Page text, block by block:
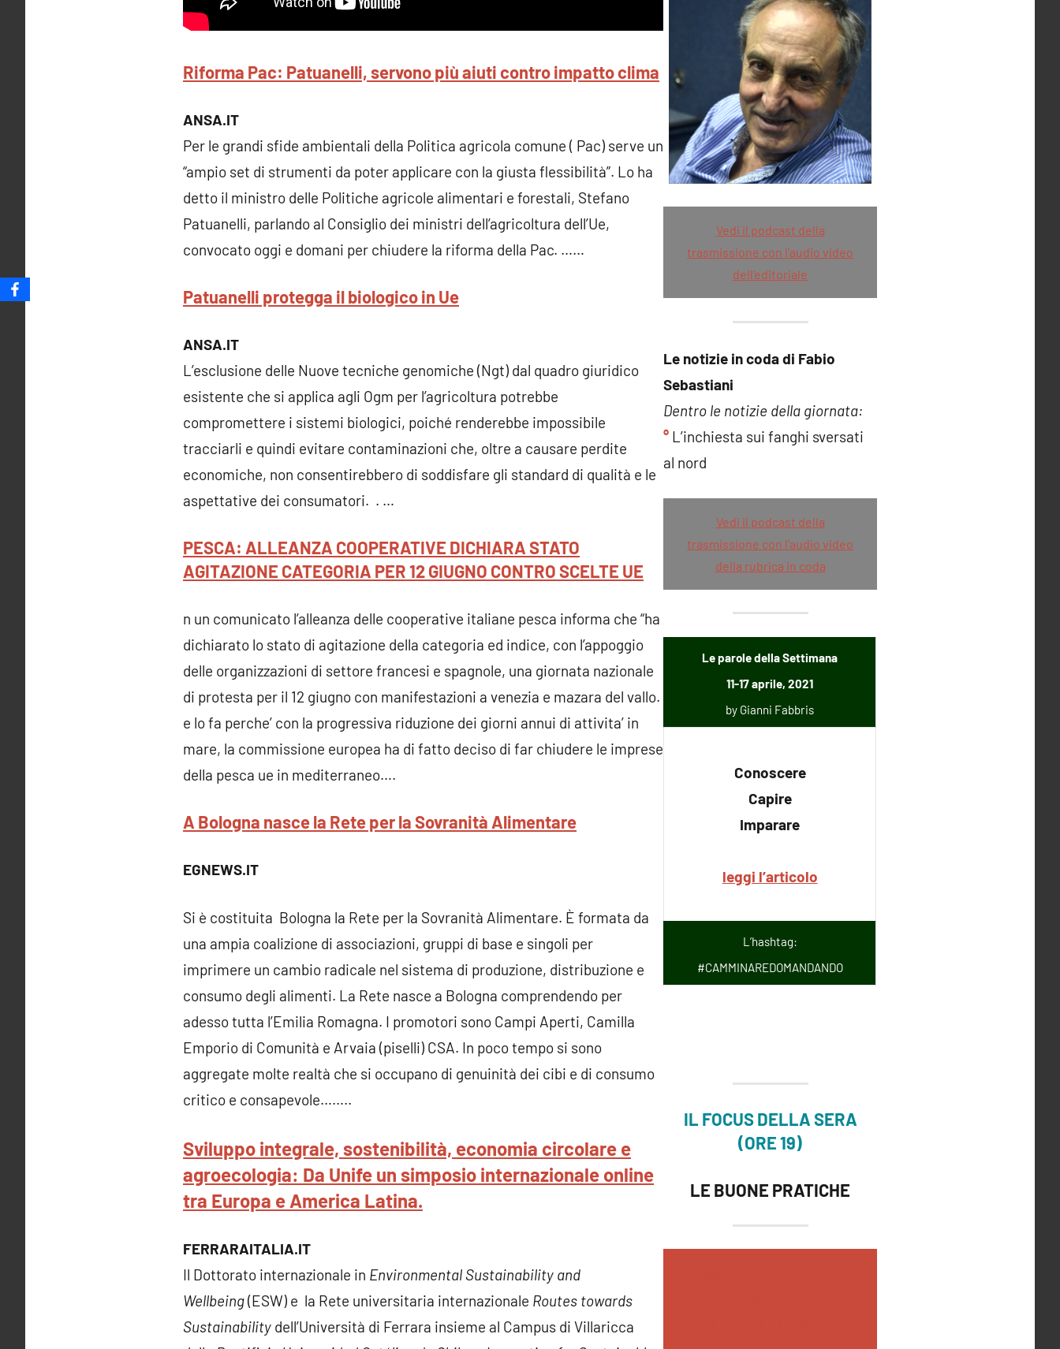
Riforma Pac: Patuanelli, servono più aiuti contro impatto clima
ANSA.IT
Per le grandi sfide ambientali della Politica agricola comune ( Pac) serve un
“ampio set di strumenti da poter applicare con la giusta flessibilità”. Lo ha
detto il ministro delle Politiche agricole alimentari e forestali, Stefano
Patuanelli, parlando al Consiglio dei ministri dell’agricoltura dell’Ue,
convocato oggi e domani per chiudere la riforma della Pac. ……
Patuanelli protegga il biologico in Ue
ANSA.IT
L’esclusione delle Nuove tecniche genomiche (Ngt) dal quadro giuridico
esistente che si applica agli Ogm per l’agricoltura potrebbe
compromettere i sistemi biologici, poiché renderebbe impossibile
tracciarli e quindi evitare contaminazioni che, oltre a causare perdite
economiche, non consentirebbero di soddisfare gli standard di qualità e le
aspettative dei consumatori. . …
PESCA: ALLEANZA COOPERATIVE DICHIARA STATO
AGITAZIONE CATEGORIA PER 12 GIUGNO CONTRO SCELTE UE
n un comunicato l’alleanza delle cooperative italiane pesca informa che “ha
dichiarato lo stato di agitazione della categoria ed indice, con l’appoggio
delle organizzazioni di settore francesi e spagnole, una giornata nazionale
di protesta per il 12 giugno con manifestazioni a venezia e mazara del vallo.
e lo fa perche’ con la progressiva riduzione dei giorni annui di attivita’ in
mare, la commissione europea ha di fatto deciso di far chiudere le imprese
della pesca ue in mediterraneo….
A Bologna nasce la Rete per la Sovranità Alimentare
EGNEWS.IT
Si è costituita Bologna la Rete per la Sovranità Alimentare. È formata da
una ampia coalizione di associazioni, gruppi di base e singoli per
imprimere un cambio radicale nel sistema di produzione, distribuzione e
consumo degli alimenti. La Rete nasce a Bologna comprendendo per
adesso tutta l’Emilia Romagna. I promotori sono Campi Aperti, Camilla
Emporio di Comunità e Arvaia (piselli) CSA. In poco tempo si sono
aggregate molte realtà che si occupano di genuinità dei cibi e di consumo
critico e consapevole……..
Sviluppo integrale, sostenibilità, economia circolare e
agroecologia: Da Unife un simposio internazionale online
tra Europa e America Latina.
FERRARAITALIA.IT
Il Dottorato internazionale in Environmental Sustainability and
Wellbeing(ESW) e la Rete universitaria internazionale Routes towards
Sustainability dell’Università di Ferrara insieme al Campus di Villaricca
Vedi il podcast della
trasmissione con l’audio video
dell’editoriale
Le notizie in coda di Fabio
Sebastiani
Dentro le notizie della giornata:
° L’inchiesta sui fanghi sversati
al nord
Vedi il podcast della
trasmissione con l’audio video
della rubrica in coda
Le parole della Settimana
11-17 aprile, 2021
by Gianni Fabbris
Conoscere
Capire
Imparare
leggi l’articolo
L’hashtag:
#CAMMINAREDOMANDANDO
IL FOCUS DELLA SERA
(ORE 19)
LE BUONE PRATICHE